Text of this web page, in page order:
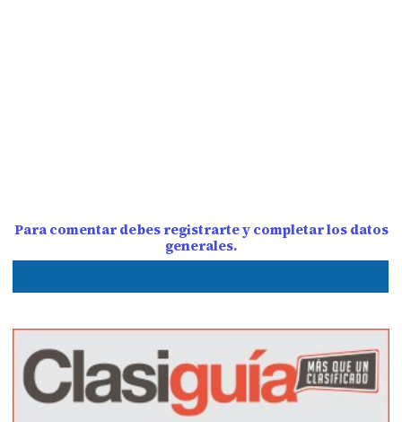
Para comentar debes registrarte y completar los datos
generales.